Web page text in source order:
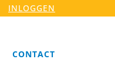
INLOGGEN
CONTACT